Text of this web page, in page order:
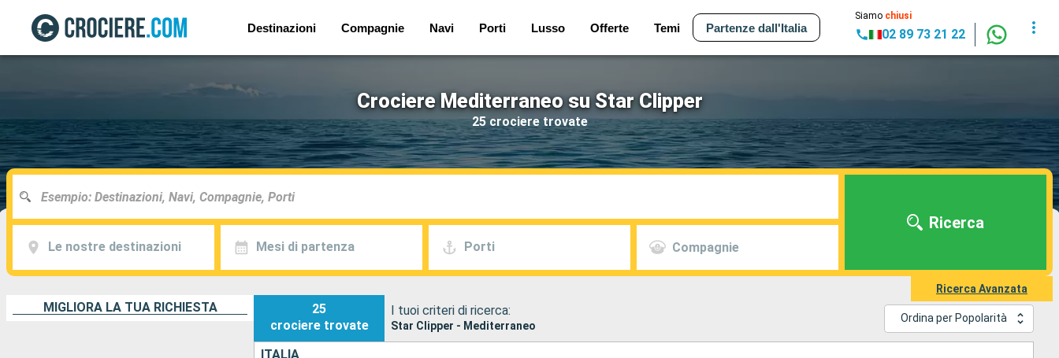
Destinazioni Compagnie Navi Porti Lusso Offerte Temi Partenze dall'Italia
Siamo chiusi
02 89 73 21 22
Crociere Mediterraneo su Star Clipper
25 crociere trovate
Le nostre destinazioni Mesi di partenza Porti Compagnie
Ricerca
Ricerca Avanzata
MIGLIORA LA TUA RICHIESTA
25
crociere trovate
I tuoi criteri di ricerca:
Star Clipper - Mediterraneo
Ordina per Popolarità
ITALIA